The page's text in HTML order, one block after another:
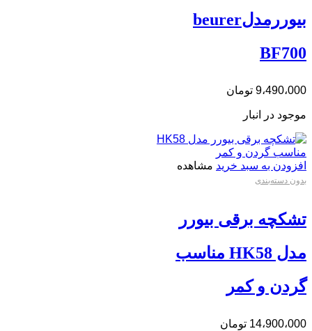
بیوررمدلbeurer
BF700
9،490،000 تومان
موجود در انبار
افزودن به سبد خرید مشاهده
بدون دسته‌بندی
تشکچه برقی بیورر
مدل HK58 مناسب
گردن و کمر
14،900،000 تومان